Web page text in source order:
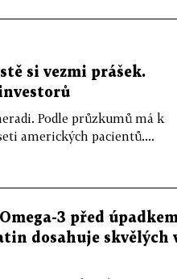
si vezmi prášek.
Podle průzkumů má k
amerických pacientů....
3 před
dosahuje skvělých